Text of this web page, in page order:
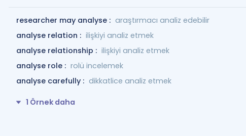
researcher may analyse : araştırmacı analiz edebilir
analyse relation : ilişkiyi analiz etmek
analyse relationship : ilişkiyi analiz etmek
analyse role : rolü incelemek
analyse carefully : dikkatlice analiz etmek
1 Örnek daha